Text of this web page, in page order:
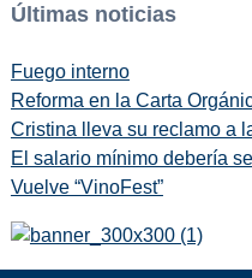
Últimas noticias
Fuego interno
Reforma en la Carta
Cristina lleva su reclamo a
El salario mínimo debería
Vuelve “VinoFest”